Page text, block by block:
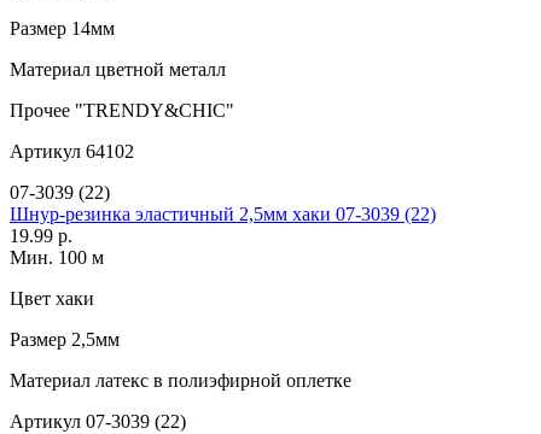
Размер 14мм
Материал цветной металл
Прочее "TRENDY&CHIC"
Артикул 64102
07-3039 (22)
Шнур-резинка эластичный 2,5мм хаки 07-3039 (22)
19.99 р.
Мин. 100 м
Цвет хаки
Размер 2,5мм
Материал латекс в полиэфирной оплетке
Артикул 07-3039 (22)